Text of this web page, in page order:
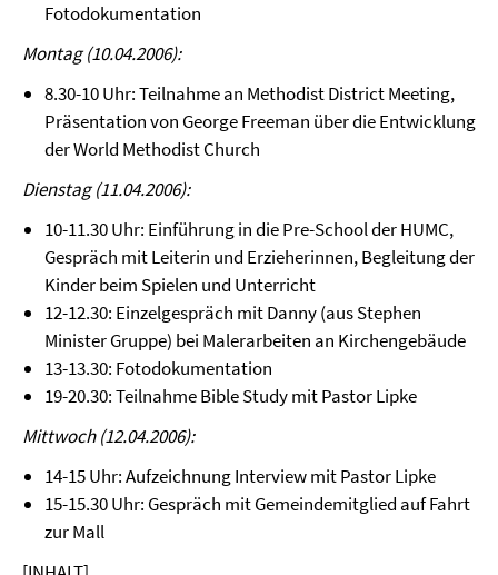
Fotodokumentation
Montag (10.04.2006):
8.30-10 Uhr: Teilnahme an Methodist District Meeting,
Präsentation von George Freeman über die Entwicklung
der World Methodist Church
Dienstag (11.04.2006):
10-11.30 Uhr: Einführung in die Pre-School der HUMC,
Gespräch mit Leiterin und Erzieherinnen, Begleitung der
Kinder beim Spielen und Unterricht
12-12.30: Einzelgespräch mit Danny (aus Stephen
Minister Gruppe) bei Malerarbeiten an Kirchengebäude
13-13.30: Fotodokumentation
19-20.30: Teilnahme Bible Study mit Pastor Lipke
Mittwoch (12.04.2006):
14-15 Uhr: Aufzeichnung Interview mit Pastor Lipke
15-15.30 Uhr: Gespräch mit Gemeindemitglied auf Fahrt
zur Mall